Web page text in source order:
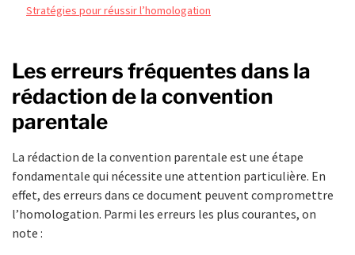
Stratégies pour réussir l’homologation
Les erreurs fréquentes dans la
rédaction de la convention
parentale
La rédaction de la convention parentale est une étape
fondamentale qui nécessite une attention particulière. En
effet, des erreurs dans ce document peuvent compromettre
l’homologation. Parmi les erreurs les plus courantes, on
note :